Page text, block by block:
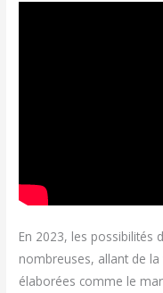
En 2023, les possibilités
nombreuses, allant de la
élaborées comme le